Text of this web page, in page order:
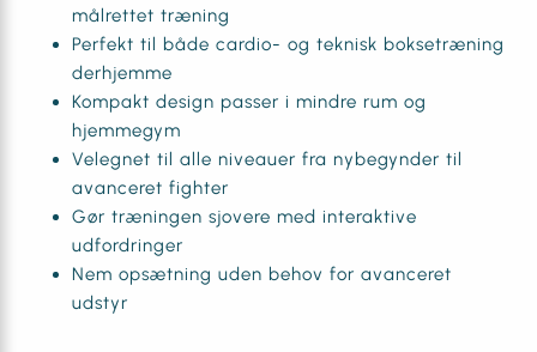
målrettet træning
Perfekt til både cardio- og teknisk boksetræning
derhjemme
Kompakt design passer i mindre rum og
hjemmegym
Velegnet til alle niveauer fra nybegynder til
avanceret fighter
Gør træningen sjovere med interaktive
udfordringer
Nem opsætning uden behov for avanceret
udstyr